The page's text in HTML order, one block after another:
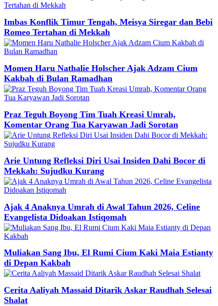
Imbas Konflik Timur Tengah, Meisya Siregar dan Bebi
Romeo Tertahan di Mekkah
Momen Haru Nathalie Holscher Ajak Adzam Cium
Kakbah di Bulan Ramadhan
Praz Teguh Boyong Tim Tuah Kreasi Umrah,
Komentar Orang Tua Karyawan Jadi Sorotan
Arie Untung Refleksi Diri Usai Insiden Dahi Bocor di
Mekkah: Sujudku Kurang
Ajak 4 Anaknya Umrah di Awal Tahun 2026, Celine
Evangelista Didoakan Istiqomah
Muliakan Sang Ibu, El Rumi Cium Kaki Maia Estianty
di Depan Kakbah
Cerita Aaliyah Massaid Ditarik Askar Raudhah Selesai
Shalat